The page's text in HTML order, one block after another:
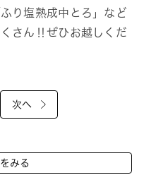
り塩熟成中とろ」など
さん‼ぜひお越しくだ
次へ
みる